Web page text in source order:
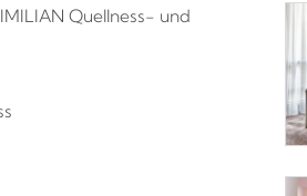
Quellness- und